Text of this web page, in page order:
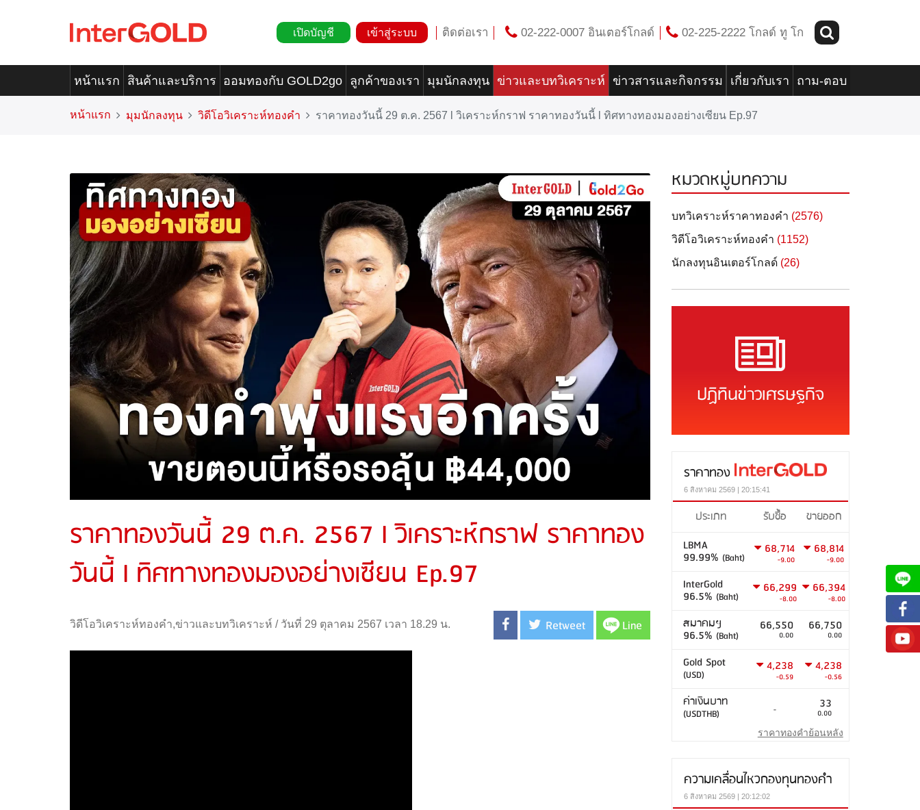
เปิดบัญชี เข้าสู่ระบบ ติดต่อเรา 02-222-0007 อินเตอร์โกลด์ 02-225-2222 โกลด์ ทู โก
หน้าแรก สินค้าและบริการ ออมทองกับ GOLD2go ลูกค้าของเรา มุมนักลงทุน ข่าวและบทวิเคราะห์ ข่าวสารและกิจกรรม เกี่ยวกับเรา ถาม-ตอบ
หน้าแรก มุมนักลงทุน วิดีโอวิเคราะห์ทองคำ ราคาทองวันนี้ 29 ต.ค. 2567 l วิเคราะห์กราฟ ราคาทองวันนี้ l ทิศทางทองมองอย่างเซียน Ep.97
ราคาทองวันนี้ 29 ต.ค. 2567 l วิเคราะห์กราฟ ราคาทอง
วันนี้ l ทิศทางทองมองอย่างเซียน Ep.97
วิดีโอวิเคราะห์ทองคำ,ข่าวและบทวิเคราะห์ / วันที่ 29 ตุลาคม 2567 เวลา 18.29 น. Retweet Line
หมวดหมู่บทความ
บทวิเคราะห์ราคาทองคำ (2576)
วิดีโอวิเคราะห์ทองคำ (1152)
นักลงทุนอินเตอร์โกลด์ (26)
ปฏิทินข่าวเศรษฐกิจ
ราคาทอง
6 สิงหาคม 2569 | 20:15:41
ประเภท รับซื้อ
ขายออก
LBMA
99.99% (Baht)
68,714
-9.00
68,814
-9.00
InterGold
96.5% (Baht)
66,299
-8.00
66,394
-8.00
สมาคมฯ
96.5% (Baht)
66,550
0.00
66,750
0.00
Gold Spot
(USD)
4,238
-0.59
4,238
-0.56
ค่าเงินบาท
(USDTHB) - 33
0.00
ราคาทองคำย้อนหลัง
ความเคลื่อนไหวกองทุนทองคำ
6 สิงหาคม 2569 | 20:12:02